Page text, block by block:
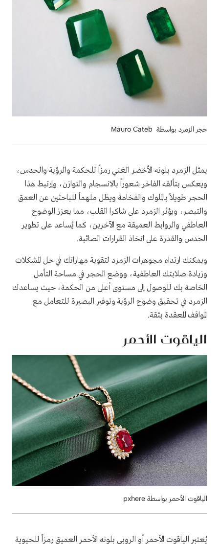
حجر الزمرد بواسطة Mauro Cateb
يمثل الزمرد بلونه الأخضر الغني رمزاً للحكمة والرؤية والحدس،
ويعكس بتألقه الفاخر شعوراً بالانسجام والتوازن، وإرتبط هذا
الحجر طويلاً بالملوك والفخامة ويظل ملهماً للباحثين عن العمق
والتبصر، ويؤثر الزمرد على شاكرا القلب، مما يعزز الوضوح
العاطفي والروابط العميقة مع الآخرين، كما يُساعد على تطوير
الحدس والقدرة على اتخاذ القرارات الصائبة.
ويمكنك ارتداء مجوهرات الزمرد لتقوية مهاراتك في حل المشكلات
وزيادة صلابتك العاطفية، ووضع الحجر في مساحة التأمل
الخاصة بك للوصول إلى مستوى أعلى من الحكمة، حيث يساعدك
الزمرد في تحقيق وضوح الرؤية وتوفير البصيرة للتعامل مع
المواقف المعقدة بثقة.
الياقوت الأحمر
الياقوت الأحمر بواسطة pxhere
يُعتبر الياقوت الأحمر أو الروبي بلونه الأحمر العميق رمزاً للحيوية